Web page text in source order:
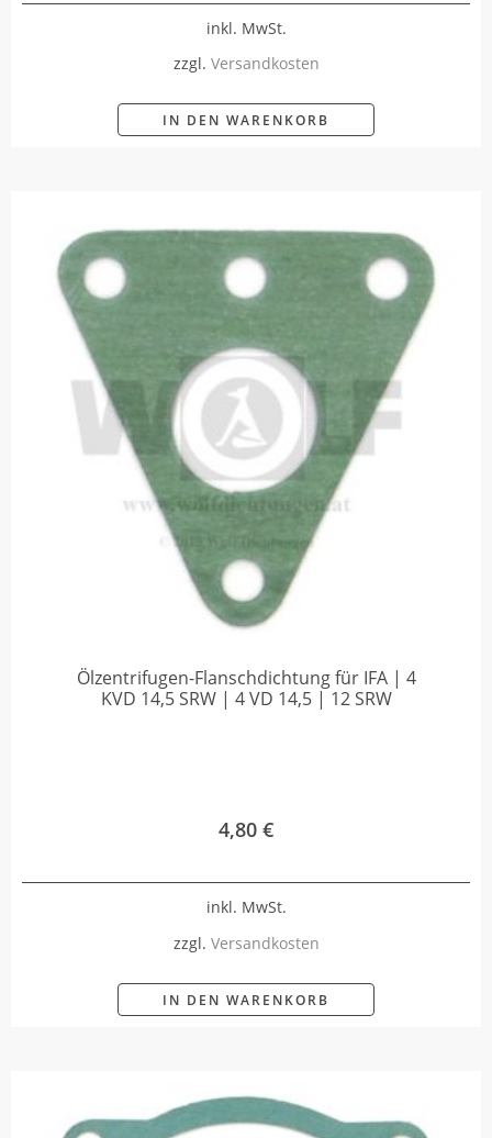
inkl. MwSt.
zzgl. Versandkosten
IN DEN WARENKORB
Ölzentrifugen-Flanschdichtung für IFA | 4
KVD 14,5 SRW | 4 VD 14,5 | 12 SRW
4,80 €
inkl. MwSt.
zzgl. Versandkosten
IN DEN WARENKORB